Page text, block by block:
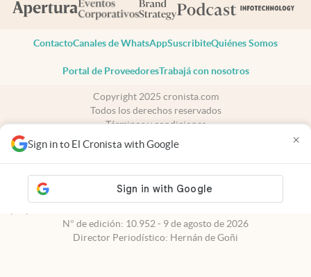
Sign in to El Cronista with Google ×
ContactoCanales de WhatsAppSuscribiteQuiénes Somos
Portal de ProveedoresTrabajá con nosotros
Copyright 2025 cronista.com
Todos los derechos reservados
Términos y condiciones
Privacidad
Consentimiento
cronista.com
es propiedad de El Cronista Comercial S.A Registro de
N° de edición: 10.952 - 9 de agosto de 2026
Director Periodístico: Hernán de Goñi